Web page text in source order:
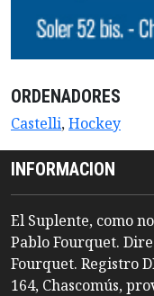
ORDENADORES
Castelli,Hockey
INFORMACION
El Suplente, como
Pablo Fourquet.
Fourquet. Registro
164, Chascomús,